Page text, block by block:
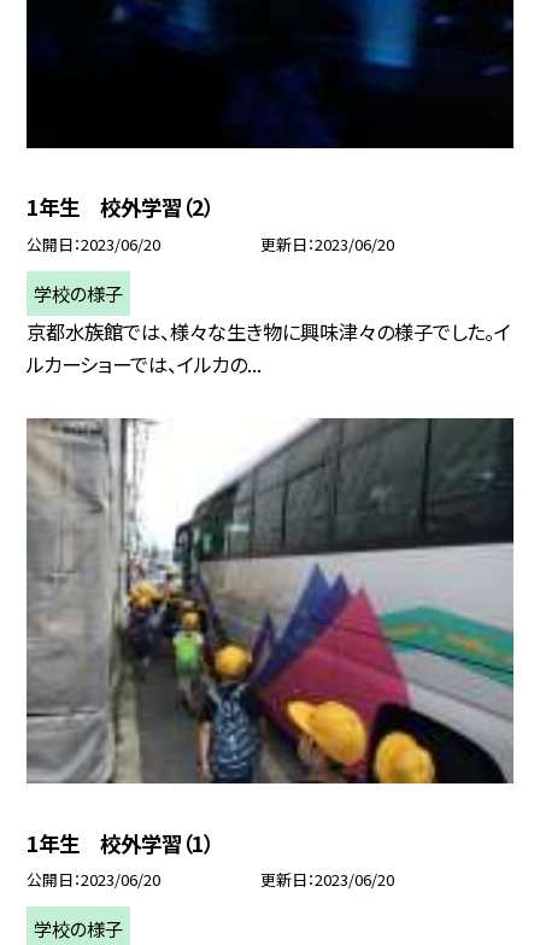
1年生 校外学習（2）
公開日 2023/06/20 更新日 2023/06/20
学校の様子
京都水族館では、様々な生き物に興味津々の様子でした。イ
ルカーショーでは、イルカの...
1年生 校外学習（1）
公開日 2023/06/20 更新日 2023/06/20
学校の様子